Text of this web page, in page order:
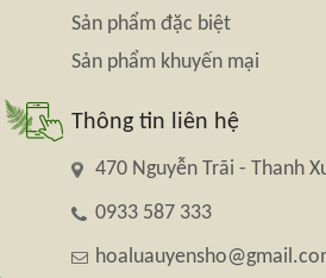
Sản phẩm đặc biệt
Sản phẩm khuyến mại
Thông tin liên hệ
470 Nguyễn Trãi - Thanh
0933 587 333